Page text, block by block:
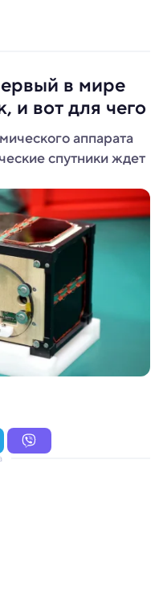
в мире
и вот для чего
аппарата
спутники ждет